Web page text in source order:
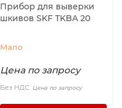
Прибор для выверки
шкивов SKF TKBA 20
Мало
Цена по запросу
Без НДС: Цена по запросу